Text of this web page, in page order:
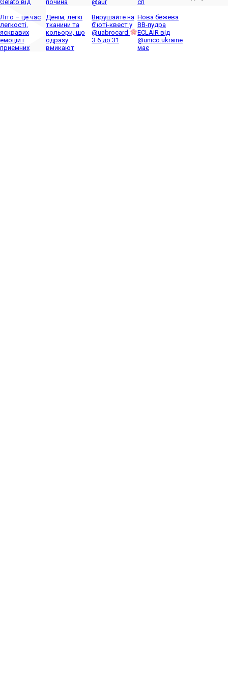
Gelato від почина @aur
сп
Літо – це час
легкості,
яскравих
емоцій і
приємних
Денім, легкі
тканини та
кольори, що
одразу
вмикают
Вирушайте на
б’юті-квест у
@uabrocard
З 6 до 31
Нова бежева
BB-пудра
ECLAIR від
@unico.ukraine
має